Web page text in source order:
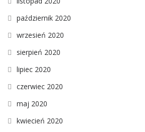
październik 2020
wrzesień 2020
sierpień 2020
lipiec 2020
czerwiec 2020
maj 2020
kwiecień 2020